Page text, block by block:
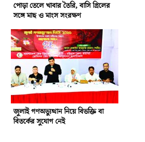
পোড়া তেলে খাবার তৈরি, বাসি গ্রিলের
সঙ্গে মাছ ও মাংস সংরক্ষণ
জুলাই গণঅভ্যুত্থান নিয়ে বিভক্তি বা
বিতর্কের সুযোগ নেই